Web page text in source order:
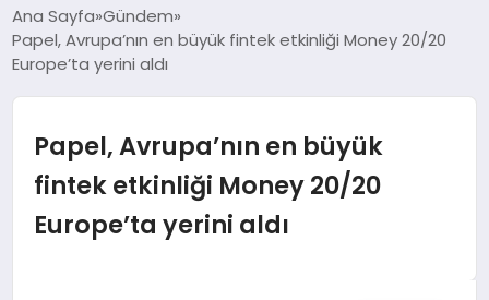
ANA SAYFA
GÜNDEM
İZMIR HABERLERI
Ana Sayfa Gündem
Papel, Avrupa’nın en büyük fintek etkinliği Money 20/20
Europe’ta yerini aldı
Papel, Avrupa’nın en büyük
fintek etkinliği Money 20/20
Europe’ta yerini aldı